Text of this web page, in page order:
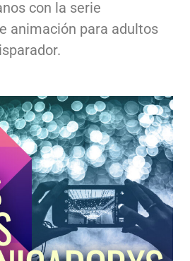
con la serie
animación para adultos